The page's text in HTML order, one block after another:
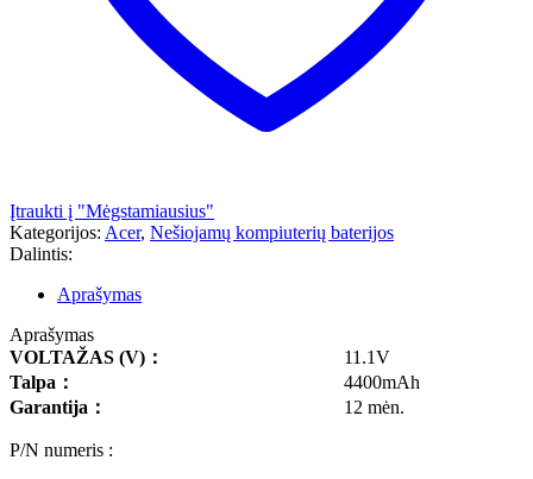
Įtraukti į "Mėgstamiausius"
Kategorijos: Acer, Nešiojamų kompiuterių baterijos
Dalintis:
Aprašymas
Aprašymas
VOLTAŽAS (V) ：
11.1V
Talpa ：
4400mAh
Garantija ： 12 mėn.
P/N numeris :